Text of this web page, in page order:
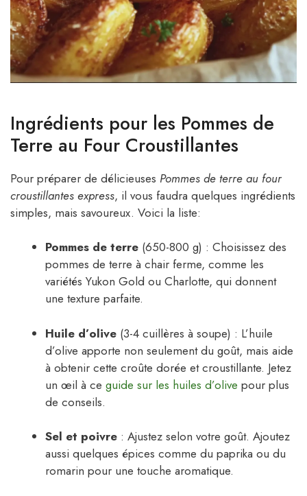
Ingrédients pour les Pommes de
Terre au Four Croustillantes
Pour préparer de délicieuses Pommes de terre au four
croustillantes express, il vous faudra quelques ingrédients
simples, mais savoureux. Voici la liste:
Pommes de terre (650-800 g) : Choisissez des
pommes de terre à chair ferme, comme les
variétés Yukon Gold ou Charlotte, qui donnent
une texture parfaite.
Huile d’olive (3-4 cuillères à soupe) : L’huile
d’olive apporte non seulement du goût, mais aide
à obtenir cette croûte dorée et croustillante. Jetez
un œil à ce guide sur les huiles d’olive pour plus
de conseils.
Sel et poivre : Ajustez selon votre goût. Ajoutez
aussi quelques épices comme du paprika ou du
romarin pour une touche aromatique.